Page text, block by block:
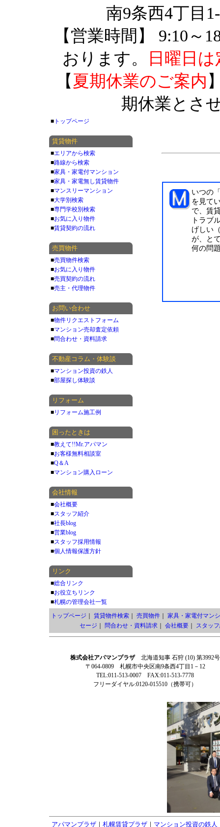
南9条西4丁目
【営業時間】 9:10～
おります。
日曜日
【 夏期休業のご案内
期休業とさ
いつの
を見て
で、賃
トラブ
げしい
が、と
何の問
■ トップページ
賃貸物件
■エリアから検索
■路線から検索
■家具・家電付マンション
■家具・家電無し賃貸物件
■マンスリーマンション
■大学別検索
■専門学校別検索
■お気に入り物件
■賃貸契約の流れ
売買物件
■売買物件検索
■お気に入り物件
■売買契約の流れ
■売主・代理物件
お問い合わせ
■物件リクエストフォーム
■マンション売却査定依頼
■問合わせ・資料請求
不動産コラム・体験談
■マンション投資の鉄人
■部屋探し体験談
リフォーム
■リフォーム施工例
困ったときは
■教えて!!Mr.アパマン
■お客様無料相談室
■Q＆A
■マンション購入ローン
会社情報
■会社概要
■スタッフ紹介
■社長blog
■営業blog
■スタッフ採用情報
■個人情報保護方針
リンク
■総合リンク
■お役立ちリンク
■札幌の管理会社一覧
トップページ
賃貸物件検索｜ 売買物件｜ 家具・家電付マン
セージ
問合わせ・資料請求｜ 会社概要｜ スタッ
株式会社アパマンプラザ北海道知事 石狩 (10) 第3992号
〒064-0809 札幌市中央区南9条西4丁目1－12
TEL:011-513-0007 FAX:011-513-7778
フリーダイヤル:0120-015510（携帯可）
アパマンプラザ ｜ 札幌賃貸プラザ ｜ マンション投資の鉄人